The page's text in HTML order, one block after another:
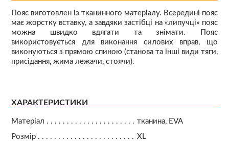
Пояс виготовлен із тканинного матеріалу. Всередині пояс
має жорстку вставку, а завдяки застібці на «липучці» пояс
можна швидко вдягати та знімати. Пояс
використовується для виконання силових вправ, що
виконуються з прямою спиною (станова та інші види тяги,
присідання, жима лежачи, стоячи).
ХАРАКТЕРИСТИКИ
Матеріал
тканина, EVA
Розмір
XL